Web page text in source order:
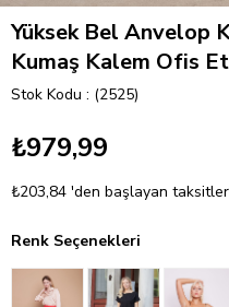
Yüksek Bel Anvelop
Kumaş Kalem Ofis
Stok Kodu (2525)
₺979,99
₺203,84 'den başlayan
Renk Seçenekleri